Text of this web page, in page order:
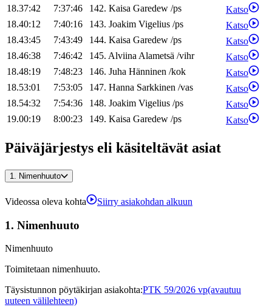
18.37:42
7:37:46 142. Kaisa Garedew /ps
Katso
18.40:12
7:40:16 143. Joakim Vigelius /ps
Katso
18.43:45
7:43:49 144. Kaisa Garedew /ps
Katso
18.46:38
7:46:42 145. AlviinaAlametsä /vihr
Katso
18.48:19
7:48:23 146. Juha Hänninen /kok
Katso
18.53:01
7:53:05 147. Hanna Sarkkinen /vas
Katso
18.54:32
7:54:36 148. Joakim Vigelius /ps
Katso
19.00:19
8:00:23 149. Kaisa Garedew /ps Katso
Päiväjärjestys eli käsiteltävät asiat
1. Nimenhuuto
Videossa oleva kohta Siirry asiakohdan alkuun
1. Nimenhuuto
Nimenhuuto
Toimitetaan nimenhuuto.
Täysistunnon pöytäkirjan asiakohta:PTK 59/2026 vp(avautuu
uuteen välilehteen)